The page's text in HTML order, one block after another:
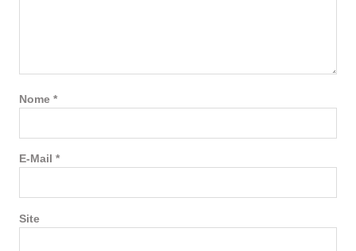
Nome *
E-Mail *
Site